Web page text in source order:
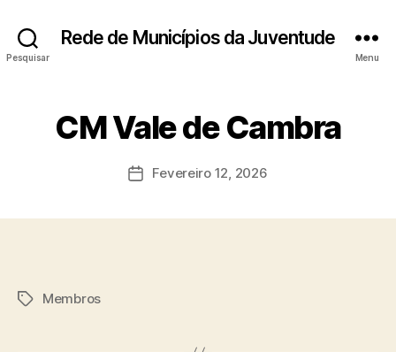
Pesquisar
Rede de Municípios da Juventude
Menu
CM Vale de Cambra
DataFevereiro 12, 2026
Etiquetas
Membros